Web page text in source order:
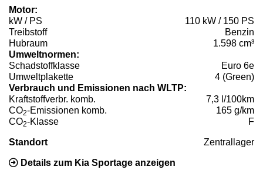
Motor:
kW / PS
110 kW / 150 PS
Treibstoff
Benzin
Hubraum
1.598 cm³
Umweltnormen:
Schadstoffklasse
Euro 6e
Umweltplakette
4 (Green)
Verbrauch und Emissionen nach WLTP:
Kraftstoffverbr. komb.
7,3 l/100km
CO2-Emissionen komb.
165 g/km
CO2-Klasse F
Standort Zentrallager
Details zum Kia Sportage anzeigen